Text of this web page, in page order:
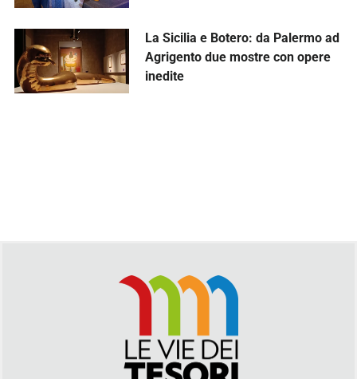
La Sicilia e Botero: da Palermo ad
Agrigento due mostre con opere
inedite